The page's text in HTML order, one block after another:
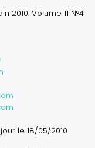
2010. Volume 11 N°4
le 18/05/2010